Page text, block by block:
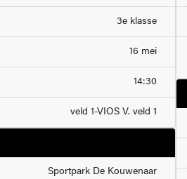
3e klasse
16 mei
14:30
veld 1-VIOS V. veld 1
Sportpark De Kouwenaar